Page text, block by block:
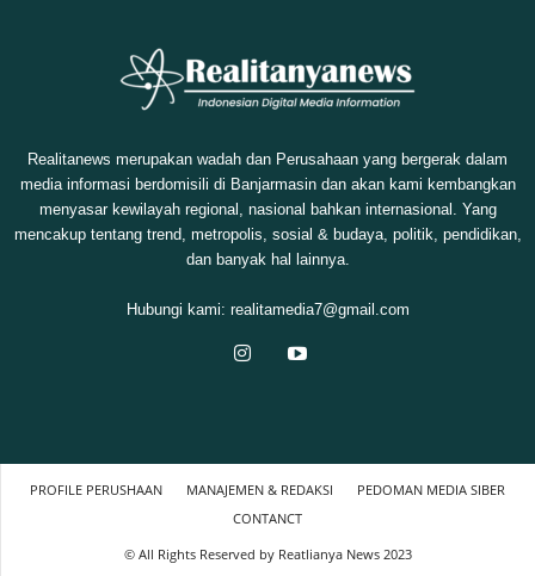
Realitanews merupakan wadah dan Perusahaan yang bergerak dalam
media informasi berdomisili di Banjarmasin dan akan kami kembangkan
menyasar kewilayah regional, nasional bahkan internasional. Yang
mencakup tentang trend, metropolis, sosial & budaya, politik, pendidikan,
dan banyak hal lainnya.
Hubungi kami: realitamedia7@gmail.com
PROFILE PERUSHAAN MANAJEMEN & REDAKSI
PEDOMAN MEDIA SIBER
CONTANCT
© All Rights Reserved by Reatlianya News 2023